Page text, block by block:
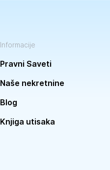
Informacije
Pravni Saveti
Naše nekretnine
Blog
Knjiga utisaka